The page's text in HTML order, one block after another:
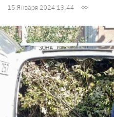
15 Января 2024 13:44